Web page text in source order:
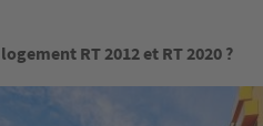
RT 2012 et RT 2020 ?